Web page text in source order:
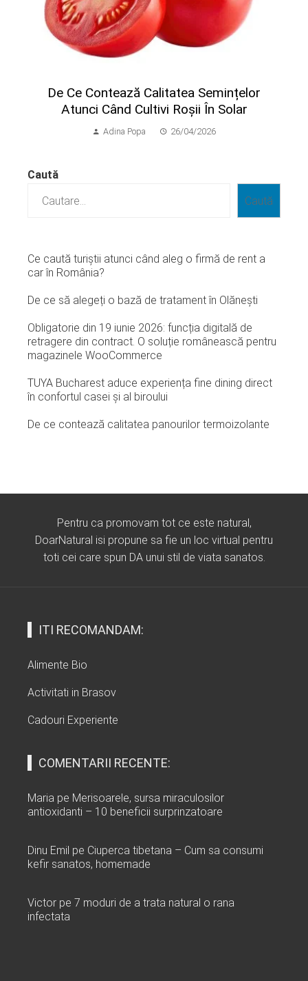
​De Ce Contează Calitatea Semințelor
Atunci Când Cultivi Roșii În Solar
Adina Popa 26/04/2026
Caută
Caută
Ce caută turiștii atunci când aleg o firmă de rent a
car în România?
De ce să alegeți o bază de tratament în Olănești
Obligatorie din 19 iunie 2026: funcția digitală de
retragere din contract. O soluție românească pentru
magazinele WooCommerce
TUYA Bucharest aduce experiența fine dining direct
în confortul casei și al biroului
De ce contează calitatea panourilor termoizolante
Pentru ca promovam tot ce este natural,
DoarNatural isi propune sa fie un loc virtual pentru
toti cei care spun DA unui stil de viata sanatos.
ITI RECOMANDAM:
Alimente Bio
Activitati in Brasov
Cadouri Experiente
COMENTARII RECENTE:
Maria pe Merisoarele, sursa miraculosilor
antioxidanti – 10 beneficii surprinzatoare
Dinu Emil pe Ciuperca tibetana – Cum sa consumi
kefir sanatos, homemade
Victor pe 7 moduri de a trata natural o rana
infectata